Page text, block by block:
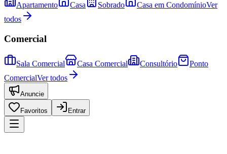
Apartamento Casa Sobrado Casa em CondomínioVer
todos
Comercial
Sala Comercial Casa Comercial Consultório
Ponto
ComercialVer todos
Anuncie
Favoritos Entrar